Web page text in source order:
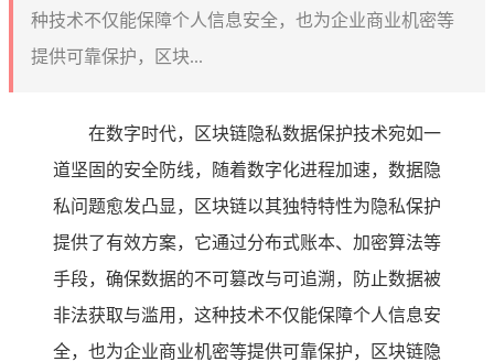
种技术不仅能保障个人信息安全，也为企业商业机密等
提供可靠保护，区块...
在数字时代，区块链隐私数据保护技术宛如一
道坚固的安全防线，随着数字化进程加速，数据隐
私问题愈发凸显，区块链以其独特特性为隐私保护
提供了有效方案，它通过分布式账本、加密算法等
手段，确保数据的不可篡改与可追溯，防止数据被
非法获取与滥用，这种技术不仅能保障个人信息安
全，也为企业商业机密等提供可靠保护，区块链隐